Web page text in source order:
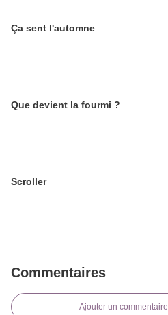
Ça sent l'automne
Que devient la fourmi ?
Scroller
Commentaires
Ajouter un commentaire